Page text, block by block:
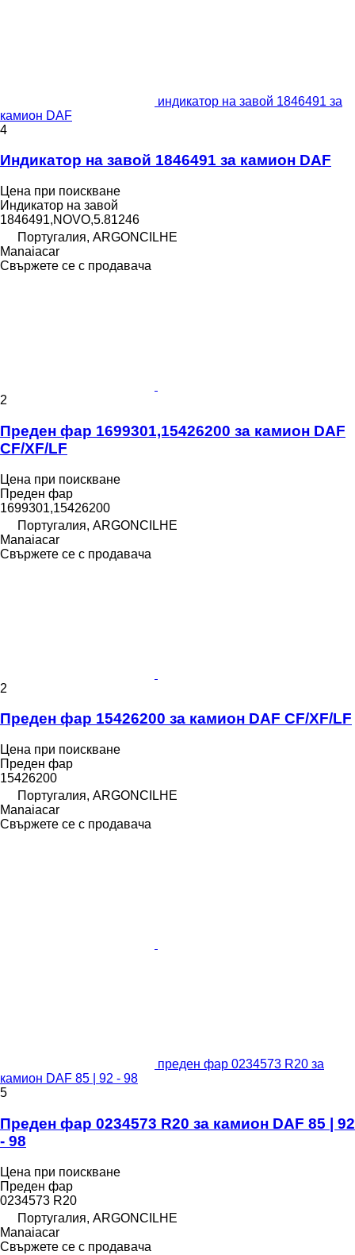
индикатор на завой 1846491 за
камион DAF
4
Индикатор на завой 1846491 за камион DAF
Цена при поискване
Индикатор на завой
1846491,NOVO,5.81246
Португалия, ARGONCILHE
Manaiacar
Свържете се с продавача
2
Преден фар 1699301,15426200 за камион DAF
CF/XF/LF
Цена при поискване
Преден фар
1699301,15426200
Португалия, ARGONCILHE
Manaiacar
Свържете се с продавача
2
Преден фар 15426200 за камион DAF CF/XF/LF
Цена при поискване
Преден фар
15426200
Португалия, ARGONCILHE
Manaiacar
Свържете се с продавача
преден фар 0234573 R20 за
камион DAF 85 | 92 - 98
5
Преден фар 0234573 R20 за камион DAF 85 | 92
- 98
Цена при поискване
Преден фар
0234573 R20
Португалия, ARGONCILHE
Manaiacar
Свържете се с продавача